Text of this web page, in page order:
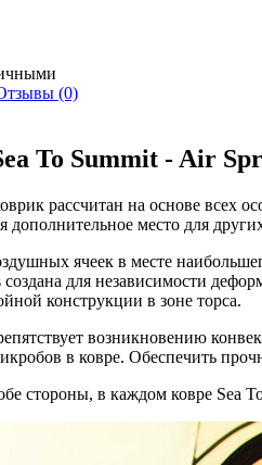
(0)
To Summit - Air
рассчитан на основе всех
место для
ячеек в месте
для независимости
конструкции в зоне торса.
возникновению
в ковре. Обеспечить
стороны, в каждом ковре Sea